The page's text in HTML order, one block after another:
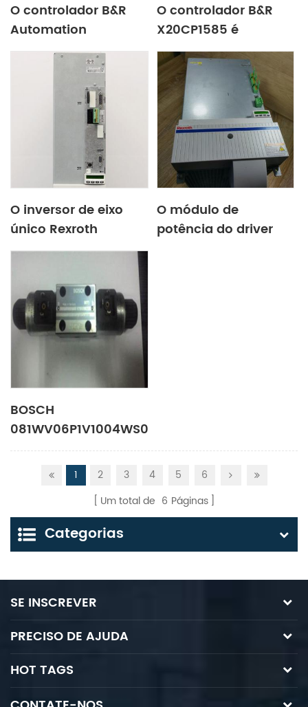
O controlador B&R
Automation
X20BC0087 / X20 BC
0087 MODBUS-IDA
tem um ano de
O controlador B&R
X20CP1585 é
baseado no
processador Atom
O inversor de eixo
único Rexroth
HMS01.1N-W0110-A-
garantia de um ano e
é enviado no mesmo
dia
O módulo de
potência do driver
BOSCH
081WV06P1V1004WS024/00D51
9810231433 24VDC
1 2 3 4 5
6
Um total de 6 Páginas
Categorias
SE INSCREVER
PRECISO DE AJUDA
HOT TAGS